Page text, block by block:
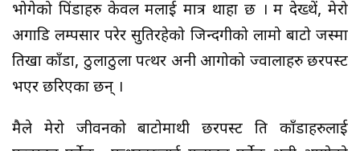
भोगेको पिंडाहरु केवल मलाई मात्र थाहा छ । म देख्थें, मेरो
अगाडि लम्पसार परेर सुतिरहेको जिन्दगीको लामो बाटो जस्मा
तिखा काँडा, ठुलाठुला पत्थर अनी आगोको ज्वालाहरु छरपस्ट
भएर छरिएका छन् ।
मैले मेरो जीवनको बाटोमाथी छरपस्ट ति काँडाहरुलाई